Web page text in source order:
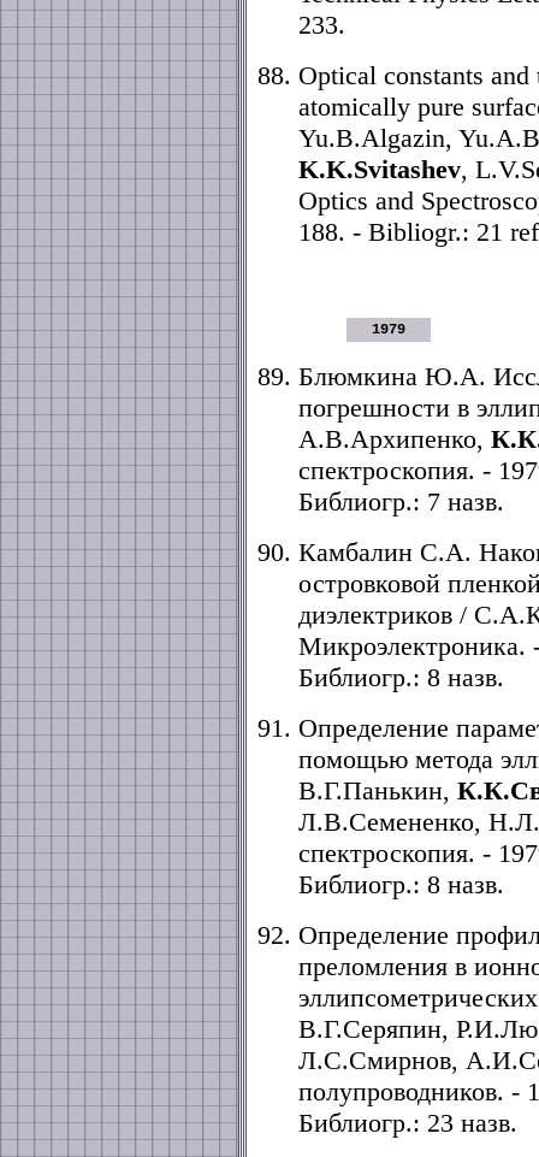
233.
Optical constants and
atomically pure
Yu.B.Algazin,
K.K.Svitashev,
Optics and
188. - Bibliogr.: 21
1979
Блюмкина Ю.А.
погрешности в
А.В.Архипенко,
спектроскопия. -
Библиогр.: 7 назв.
Камбалин С.А.
островковой
диэлектриков /
Микроэлектроника.
Библиогр.: 8 назв.
Определение
помощью метода
В.Г.Панькин,
Л.В.Семененко,
спектроскопия. -
Библиогр.: 8 назв.
Определение
преломления в
В.Г.Серяпин,
Л.С.Смирнов,
полупроводников. -
Библиогр.: 23 назв.